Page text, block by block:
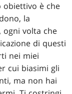
obiettivo è che
la
ogni volta che
di questi
nei miei
cui biasimi gli
ma non hai